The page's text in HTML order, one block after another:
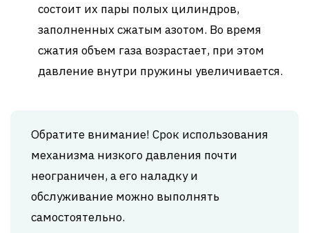
состоит их пары полых цилиндров,
заполненных сжатым азотом. Во время
сжатия объем газа возрастает, при этом
давление внутри пружины увеличивается.
Обратите внимание! Срок использования
механизма низкого давления почти
неограничен, а его наладку и
обслуживание можно выполнять
самостоятельно.